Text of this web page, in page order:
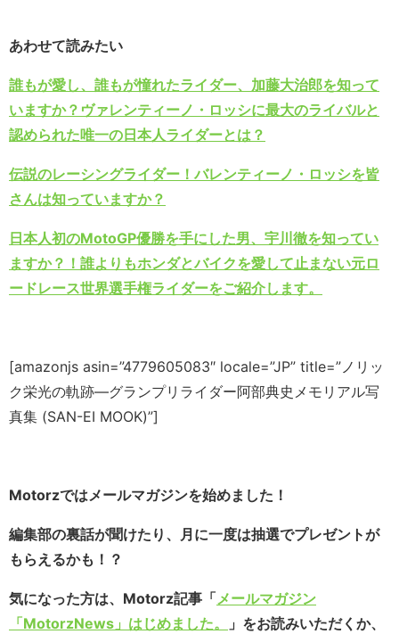
あわせて読みたい
誰もが愛し、誰もが憧れたライダー、加藤大治郎を知って
いますか？ヴァレンティーノ・ロッシに最大のライバルと
認められた唯一の日本人ライダーとは？
伝説のレーシングライダー！バレンティーノ・ロッシを皆
さんは知っていますか？
日本人初のMotoGP優勝を手にした男、宇川徹を知ってい
ますか？！誰よりもホンダとバイクを愛して止まない元ロ
ードレース世界選手権ライダーをご紹介します。
[amazonjs asin=”4779605083″ locale=”JP” title=”ノリッ
ク栄光の軌跡―グランプリライダー阿部典史メモリアル写
真集 (SAN-EI MOOK)”]
Motorzではメールマガジンを始めました！
編集部の裏話が聞けたり、月に一度は抽選でプレゼントが
もらえるかも！？
気になった方は、Motorz記事「メールマガジン
「MotorzNews」はじめました。
」をお読みいただくか、